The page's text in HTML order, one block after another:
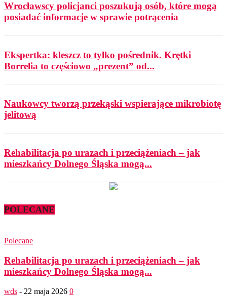
Wrocławscy policjanci poszukują osób, które mogą
posiadać informacje w sprawie potrącenia
Ekspertka: kleszcz to tylko pośrednik. Krętki
Borrelia to częściowo „prezent” od...
Naukowcy tworzą przekąski wspierające mikrobiotę
jelitową
Rehabilitacja po urazach i przeciążeniach – jak
mieszkańcy Dolnego Śląska mogą...
POLECANE
Polecane
Rehabilitacja po urazach i przeciążeniach – jak
mieszkańcy Dolnego Śląska mogą...
wds - 22 maja 2026 0